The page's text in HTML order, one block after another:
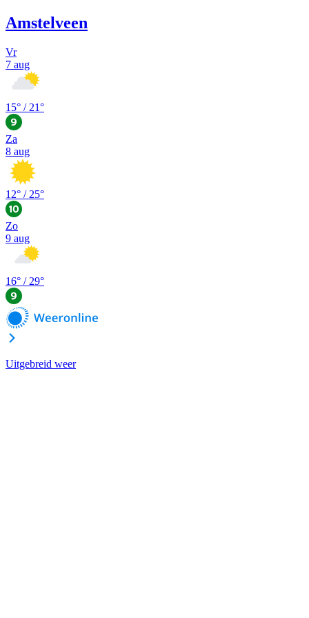
Amstelveen
Vr
7 aug
15° / 21°
Za
8 aug
12° / 25°
Zo
9 aug
16° / 29°
Uitgebreid weer